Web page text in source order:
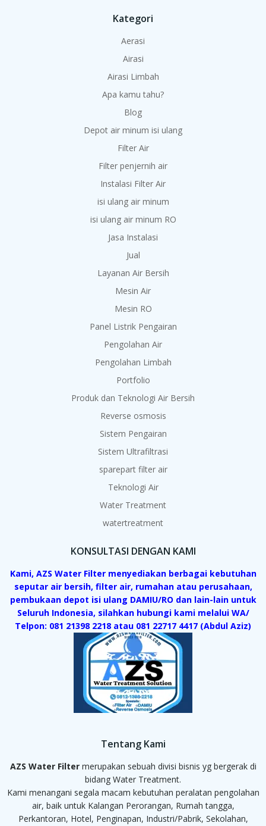
Kategori
Aerasi
Airasi
Airasi Limbah
Apa kamu tahu?
Blog
Depot air minum isi ulang
Filter Air
Filter penjernih air
Instalasi Filter Air
isi ulang air minum
isi ulang air minum RO
Jasa Instalasi
Jual
Layanan Air Bersih
Mesin Air
Mesin RO
Panel Listrik Pengairan
Pengolahan Air
Pengolahan Limbah
Portfolio
Produk dan Teknologi Air Bersih
Reverse osmosis
Sistem Pengairan
Sistem Ultrafiltrasi
sparepart filter air
Teknologi Air
Water Treatment
watertreatment
KONSULTASI DENGAN KAMI
Kami, AZS Water Filter menyediakan berbagai kebutuhan
seputar air bersih, filter air, rumahan atau perusahaan,
pembukaan depot isi ulang DAMIU/RO dan lain-lain untuk
Seluruh Indonesia, silahkan hubungi kami melalui WA/
Telpon: 081 21398 2218 atau 081 22717 4417 (Abdul Aziz)
Tentang Kami
AZS Water Filtermerupakan sebuah divisi bisnis yg bergerak di
bidang Water Treatment.
Kami menangani segala macam kebutuhan peralatan pengolahan
air, baik untuk Kalangan Perorangan, Rumah tangga,
Perkantoran, Hotel, Penginapan, Industri/Pabrik, Sekolahan,